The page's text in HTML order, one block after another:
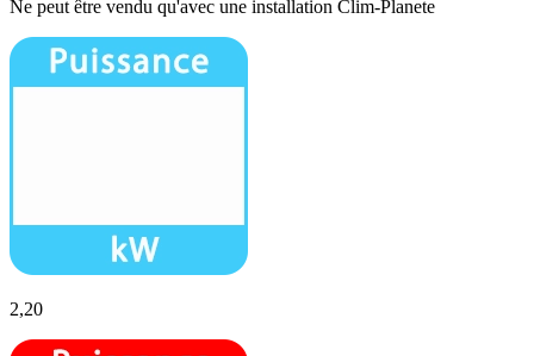
Ne peut être vendu qu'avec une installation Clim-Planete
2,20